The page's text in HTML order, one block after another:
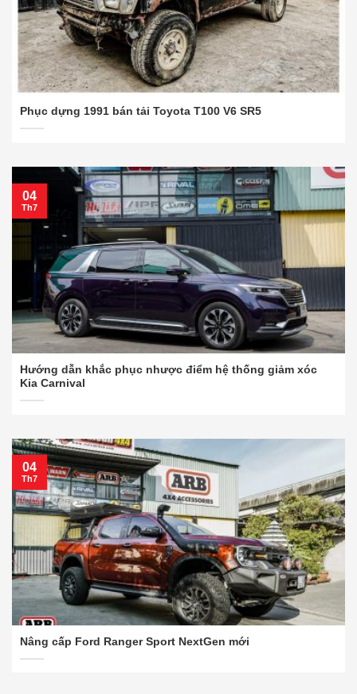
Phục dựng 1991 bán tải Toyota T100 V6 SR5
Hướng dẫn khắc phục nhược điểm hệ thống giảm xóc
Kia Carnival
04
Th7
Nâng cấp Ford Ranger Sport NextGen mới
04
Th7